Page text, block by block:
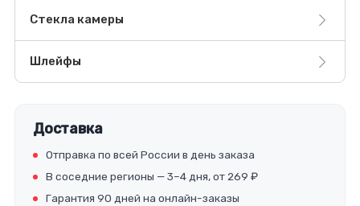
Стекла камеры
Шлейфы
Доставка
Отправка по всей России в день заказа
В соседние регионы — 3–4 дня, от 269 ₽
Гарантия 90 дней на онлайн-заказы